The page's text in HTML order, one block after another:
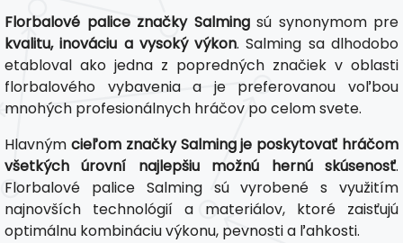
Florbalové palice značky Salmingsú synonymom pre
kvalitu, inováciu a vysoký výkon. Salming sa dlhodobo
etabloval ako jedna z popredných značiek v oblasti
florbalového vybavenia a je preferovanou voľbou
mnohých profesionálnych hráčov po celom svete.
Hlavným cieľom značky Salming je poskytovať hráčom
všetkých úrovní najlepšiu možnú hernú skúsenosť.
Florbalové palice Salming sú vyrobené s využitím
najnovších technológií a materiálov, ktoré zaisťujú
optimálnu kombináciu výkonu, pevnosti a ľahkosti.